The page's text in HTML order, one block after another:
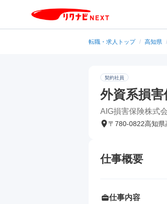
転職・求人トップ / 高知県 /
契約社員
外資系損
AIG損害保険株式
〒780-0822高知
仕事概要
仕事内容